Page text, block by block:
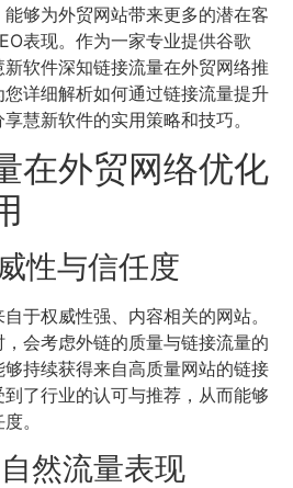
够为外贸网站带来更多的潜在客
表现。作为一家专业提供谷歌
软件深知链接流量在外贸网络推
详细解析如何通过链接流量提升
慧新软件的实用策略和技巧。
在外贸网络优化
性与信任度
于权威性强、内容相关的网站。
会考虑外链的质量与链接流量的
持续获得来自高质量网站的链接
了行业的认可与推荐，从而能够
。
然流量表现